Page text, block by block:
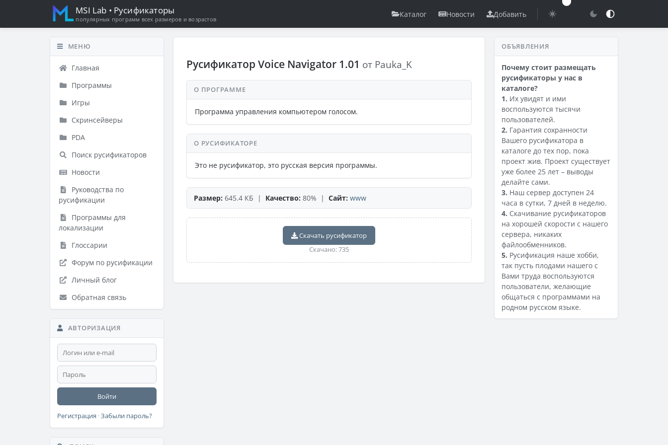
MSI Lab • Русификаторы
популярных программ всех размеров и возрастов
Каталог Новости Добавить
МЕНЮ
Главная
Программы
Игры
Скринсейверы
PDA
Поиск русификаторов
Новости
Руководства по
русификации
Программы для
локализации
Глоссарии
Форум по русификации
Личный блог
Обратная связь
АВТОРИЗАЦИЯ
Войти
Регистрация ·Забыли пароль?
Русификатор Voice Navigator 1.01 от Pauka_K
О ПРОГРАММЕ
Программа управления компьютером голосом.
О РУСИФИКАТОРЕ
Это не русификатор, это русская версия программы.
Размер: 645.4 КБ | Качество: 80% | Сайт: www
Скачать русификатор
Скачано: 735
ОБЪЯВЛЕНИЯ
Почему стоит размещать
русификаторы у нас в
каталоге?
1. Их увидят и ими
воспользуются тысячи
пользователей.
2. Гарантия сохранности
Вашего русификатора в
каталоге до тех пор, пока
проект жив. Проект существует
уже более 25 лет – выводы
делайте сами.
3. Наш сервер доступен 24
часа в сутки, 7 дней в неделю.
4. Скачивание русификаторов
на хорошей скорости с нашего
сервера, никаких
файлообменников.
5. Русификация наше хобби,
так пусть плодами нашего с
Вами труда воспользуются
пользователи, желающие
общаться с программами на
родном русском языке.